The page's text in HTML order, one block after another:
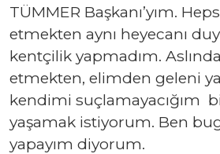
TÜMMER Başkanı’yım.
etmekten aynı heyecanı
kentçilik yapmadım.
etmekten, elimden geleni
kendimi suçlamayacığım
yaşamak istiyorum. Ben
yapayım diyorum.